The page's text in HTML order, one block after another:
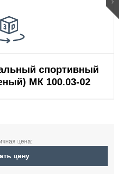
спортивный
МК 100.03-02
цена:
цену